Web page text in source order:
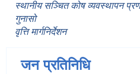
स्थानीय सञ्चित कोष व्यवस्थापन
गुनासो
वृत्ति मार्गनिर्देशन
जन प्रतिनिधि